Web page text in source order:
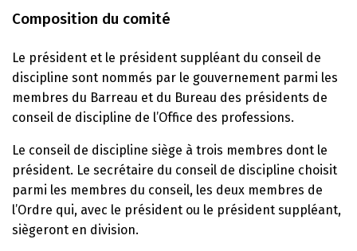
Composition du comité
Le président et le président suppléant du conseil de
discipline sont nommés par le gouvernement parmi les
membres du Barreau et du Bureau des présidents de
conseil de discipline de l’Office des professions.
Le conseil de discipline siège à trois membres dont le
président. Le secrétaire du conseil de discipline choisit
parmi les membres du conseil, les deux membres de
l’Ordre qui, avec le président ou le président suppléant,
siègeront en division.